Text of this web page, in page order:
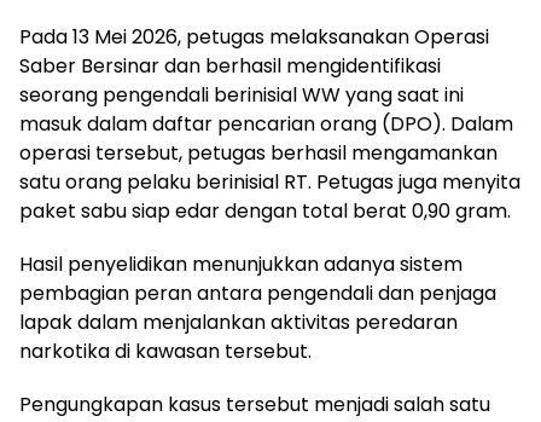
Pada 13 Mei 2026, petugas melaksanakan Operasi
Saber Bersinar dan berhasil mengidentifikasi
seorang pengendali berinisial WW yang saat ini
masuk dalam daftar pencarian orang (DPO). Dalam
operasi tersebut, petugas berhasil mengamankan
satu orang pelaku berinisial RT. Petugas juga menyita
paket sabu siap edar dengan total berat 0,90 gram.
Hasil penyelidikan menunjukkan adanya sistem
pembagian peran antara pengendali dan penjaga
lapak dalam menjalankan aktivitas peredaran
narkotika di kawasan tersebut.
Pengungkapan kasus tersebut menjadi salah satu